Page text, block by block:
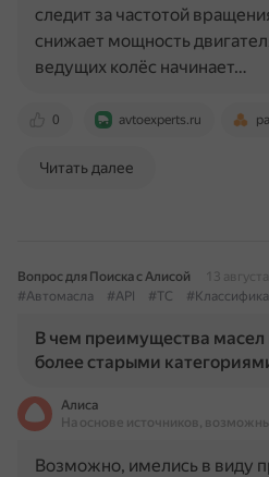
0 avtoexperts.ru
следит за частотой
снижает мощность
ведущих колёс начинает…
Читать далее
Вопрос для Поиска с Алисой
13 августа
#Автомасла
#API #TC
В чем преимущества масел
более старыми
Алиса
На основе источников,
Возможно, имелись в виду